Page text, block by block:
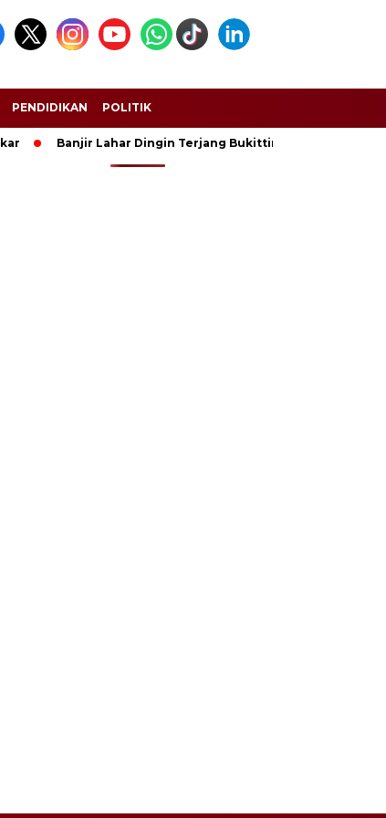
PENDIDIKAN POLITIK
Banjir Lahar Dingin Terjang Bukittinggi dan Padang